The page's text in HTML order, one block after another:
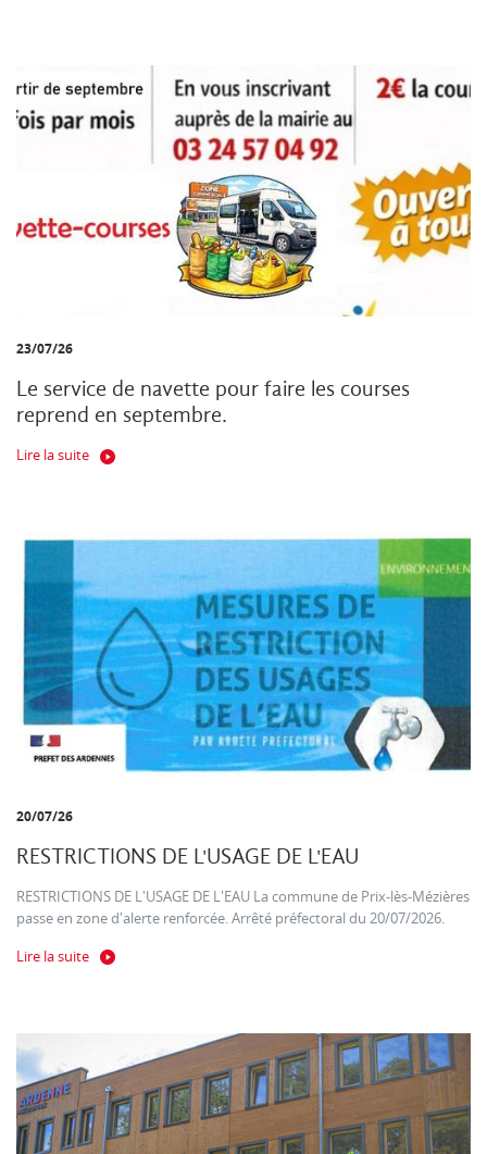
23/07/26
Le service de navette pour faire les courses
reprend en septembre.
Lire la suite
20/07/26
RESTRICTIONS DE L'USAGE DE L'EAU
RESTRICTIONS DE L'USAGE DE L'EAU La commune de Prix-lès-Mézières
passe en zone d'alerte renforcée. Arrêté préfectoral du 20/07/2026.
Lire la suite